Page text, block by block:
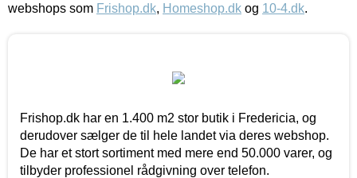
webshops som Frishop.dk, Homeshop.dk og 10-4.dk.
Frishop.dk har en 1.400 m2 stor butik i Fredericia, og
derudover sælger de til hele landet via deres webshop.
De har et stort sortiment med mere end 50.000 varer, og
tilbyder professionel rådgivning over telefon.